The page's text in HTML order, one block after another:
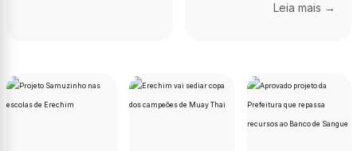
Leia mais →